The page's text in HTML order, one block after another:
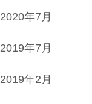
2020年7月
2019年7月
2019年2月